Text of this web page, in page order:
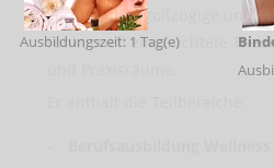
Ausbildungszeit: 1 Tag(e)
verfügt über goßzügige und
funktionell eingerichtete